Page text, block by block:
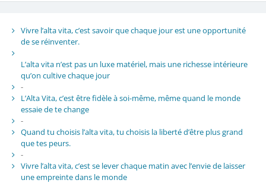
Vivre l’alta vita, c’est savoir que chaque jour est une opportunité
de se réinventer.
L’alta vita n’est pas un luxe matériel, mais une richesse intérieure
qu’on cultive chaque jour
-
L’Alta Vita, c’est être fidèle à soi-même, même quand le monde
essaie de te change
-
Quand tu choisis l’alta vita, tu choisis la liberté d’être plus grand
que tes peurs.
-
Vivre l’alta vita, c’est se lever chaque matin avec l’envie de laisser
une empreinte dans le monde